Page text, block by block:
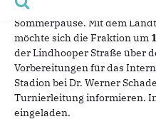
Juli
Sommerpause. Mit dem
möchte sich die Fraktion um
der Lindhooper Straße über
Vorbereitungen für das
Stadion bei Dr. Werner
Turnierleitung informieren.
eingeladen.